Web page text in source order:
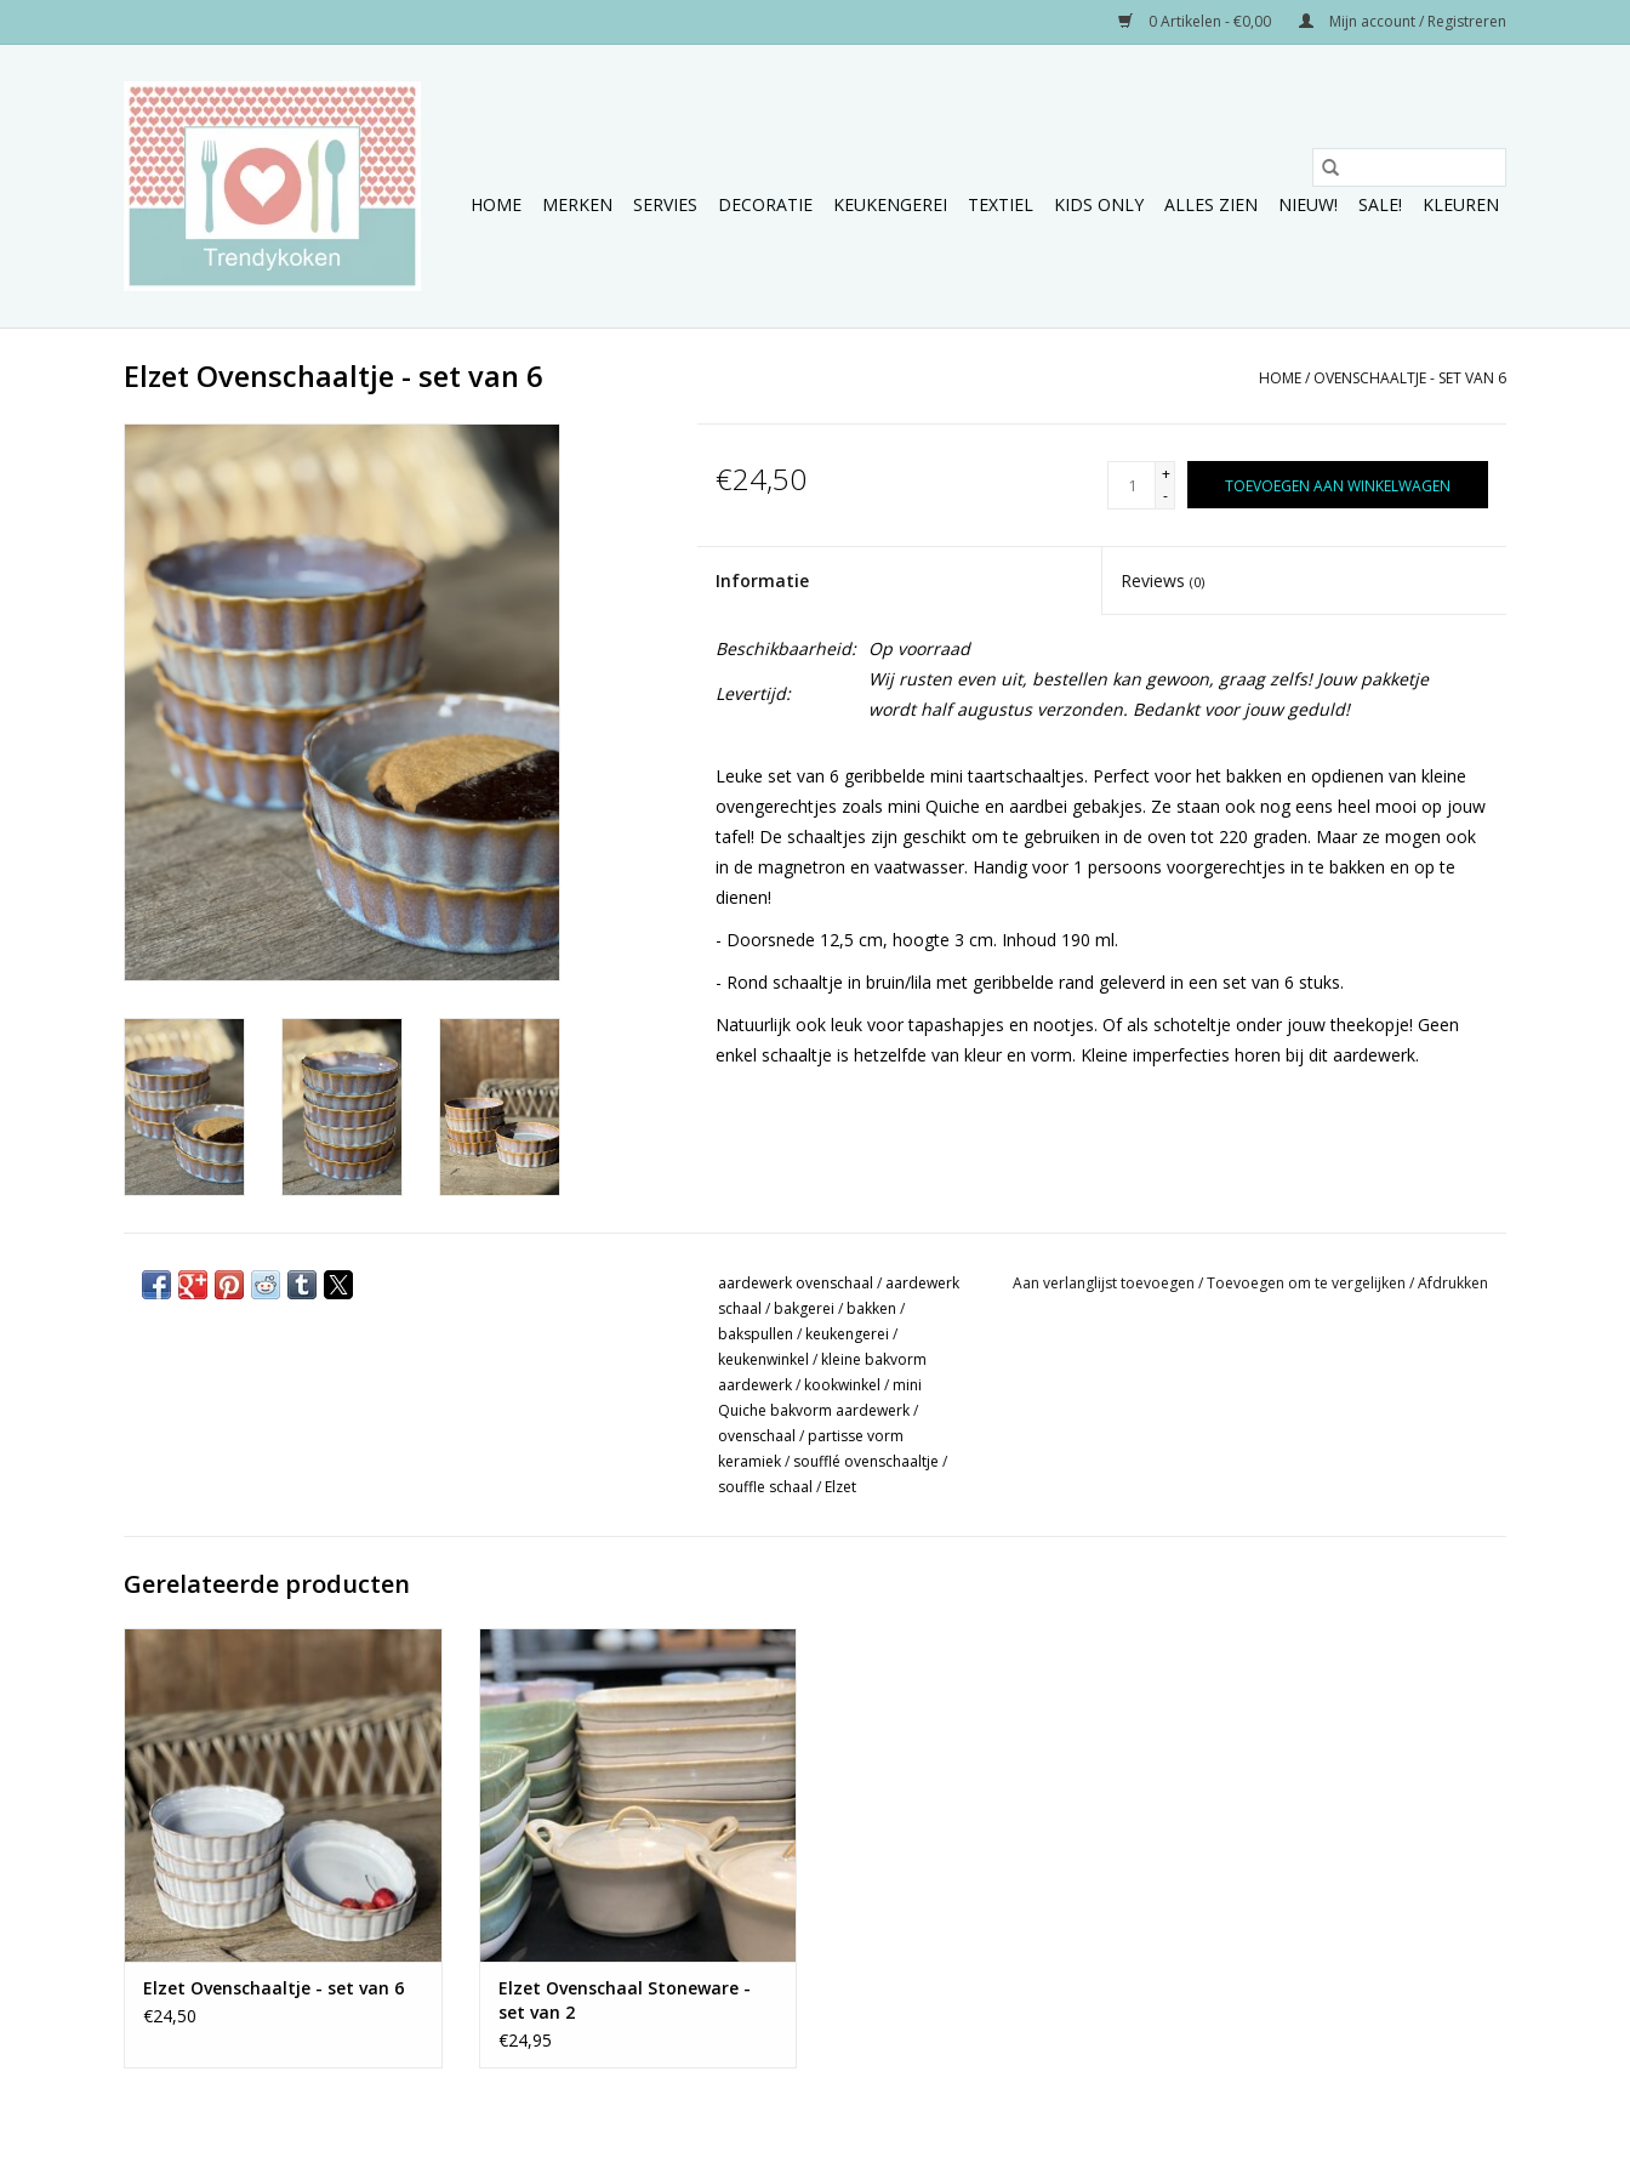
0 Artikelen - €0,00 Mijn account / Registreren
HOME MERKEN SERVIES DECORATIE KEUKENGEREI TEXTIEL KIDS ONLY ALLES ZIEN NIEUW! SALE! KLEUREN
Elzet Ovenschaaltje - set van 6 HOME/ OVENSCHAALTJE - SET VAN 6
€24,50
+
-
TOEVOEGEN AAN WINKELWAGEN
Informatie Reviews(0)
Beschikbaarheid:
Op voorraad
Levertijd:
Wij rusten even uit, bestellen kan gewoon, graag zelfs! Jouw pakketje
wordt half augustus verzonden. Bedankt voor jouw geduld!
Leuke set van 6 geribbelde mini taartschaaltjes. Perfect voor het bakken en opdienen van kleine
ovengerechtjes zoals mini Quiche en aardbei gebakjes. Ze staan ook nog eens heel mooi op jouw
tafel! De schaaltjes zijn geschikt om te gebruiken in de oven tot 220 graden. Maar ze mogen ook
in de magnetron en vaatwasser. Handig voor 1 persoons voorgerechtjes in te bakken en op te
dienen!
- Doorsnede 12,5 cm, hoogte 3 cm. Inhoud 190 ml.
- Rond schaaltje in bruin/lila met geribbelde rand geleverd in een set van 6 stuks.
Natuurlijk ook leuk voor tapashapjes en nootjes. Of als schoteltje onder jouw theekopje! Geen
enkel schaaltje is hetzelfde van kleur en vorm. Kleine imperfecties horen bij dit aardewerk.
aardewerk ovenschaal / aardewerk
schaal /bakgerei /bakken /
bakspullen /keukengerei /
keukenwinkel /kleine bakvorm
aardewerk/kookwinkel /mini
Quiche bakvorm aardewerk/
ovenschaal /partisse vorm
keramiek/ soufflé ovenschaaltje /
souffle schaal /Elzet
Aan verlanglijst toevoegen /Toevoegen om te vergelijken /Afdrukken
Gerelateerde producten
Leuke set van 6 ovenschaaltjes.
Elzet Ovenschaaltje - set van 6
€24,50
Leuke set van 2 ovenschaaltjes met deksel.
Elzet Ovenschaal Stoneware -
set van 2
€24,95